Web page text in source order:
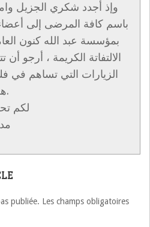
وإذ أجدد شكري الجزيل
باسم كافة المرضى إلى
بمؤسسة عبد الله كنون
الالتفاتة الكريمة ، أرجو
الزيارات التي تساهم في
هؤلاء المصابين.
لكم
publiée. Les champs obligatoires